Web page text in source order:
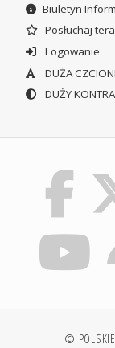
Biuletyn
Posłuchaj
Logowanie
DUŻA
DUŻY
©